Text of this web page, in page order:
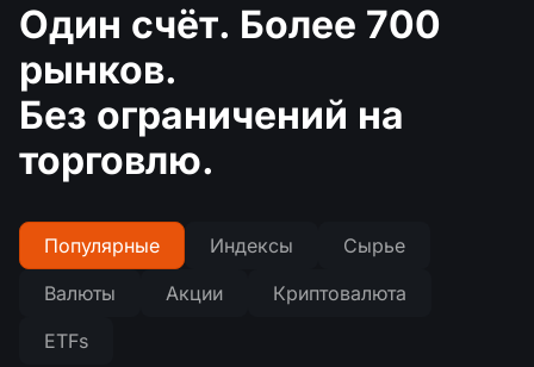
Один счёт. Более 700
рынков.
Без ограничений на
торговлю.
Популярные Индексы
Сырье
Валюты
Акции
Криптовалюта
ETFs